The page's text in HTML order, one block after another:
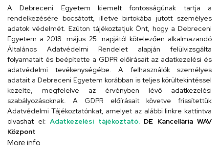
iskola@kossuth-alt.unideb.hu
Cím
4024 Debrecen, Kossuth utca 33.
Szervezeti telefonkönyv
UD telefonkönyv
A Debreceni Egyetem kiemelt fontosságúnak tartja a
rendelkezésére bocsátott, illetve birtokába jutott személyes
adatok védelmét. Ezúton tájékoztatjuk Önt, hogy a Debreceni
Egyetem a 2018. május 25. napjától kötelezően alkalmazandó
Általános Adatvédelmi Rendelet alapján felülvizsgálta
folyamatait és beépítette a GDPR előírásait az adatkezelési és
adatvédelmi tevékenységébe. A felhasználók személyes
adatait a Debreceni Egyetem korábban is teljes körültekintéssel
kezelte, megfelelve az érvényben lévő adatkezelési
szabályozásoknak. A GDPR előírásait követve frissítettük
Adatvédelmi Tájékoztatónkat, amelyet az alábbi linkre kattintva
olvashat el: Adatkezelési tájékoztató. DE Kancellária WAV
Központ
More info